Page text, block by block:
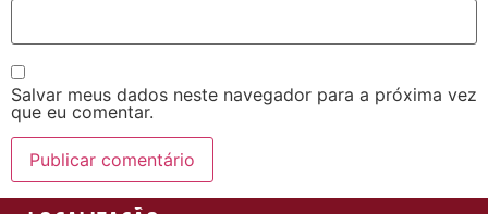
Salvar meus dados neste navegador para a próxima vez
que eu comentar.